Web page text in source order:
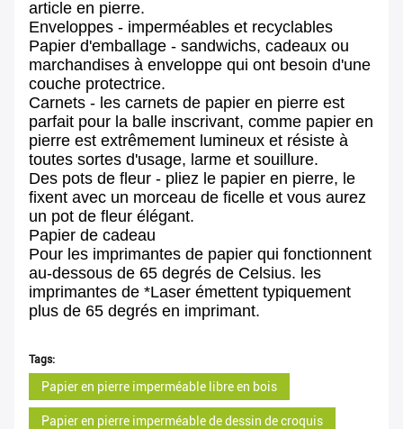
article en pierre.
Enveloppes - imperméables et recyclables
Papier d'emballage - sandwichs, cadeaux ou
marchandises à enveloppe qui ont besoin d'une
couche protectrice.
Carnets - les carnets de papier en pierre est
parfait pour la balle inscrivant, comme papier en
pierre est extrêmement lumineux et résiste à
toutes sortes d'usage, larme et souillure.
Des pots de fleur - pliez le papier en pierre, le
fixent avec un morceau de ficelle et vous aurez
un pot de fleur élégant.
Papier de cadeau
Pour les imprimantes de papier qui fonctionnent
au-dessous de 65 degrés de Celsius. les
imprimantes de *Laser émettent typiquement
plus de 65 degrés en imprimant.
Tags:
Papier en pierre imperméable libre en bois
Papier en pierre imperméable de dessin de croquis